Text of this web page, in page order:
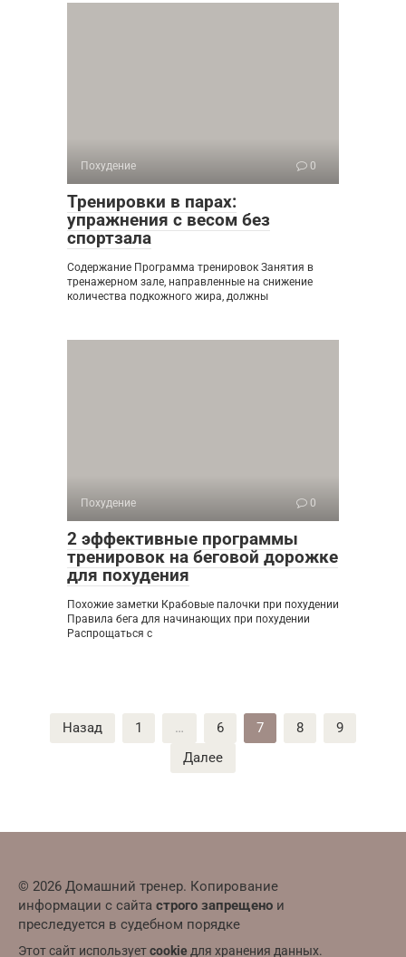
Похудение 0
Тренировки в парах:
упражнения с весом без
спортзала
Содержание Программа тренировок Занятия в
тренажерном зале, направленные на снижение
количества подкожного жира, должны
Похудение 0
2 эффективные программы
тренировок на беговой дорожке
для похудения
Похожие заметки Крабовые палочки при похудении
Правила бега для начинающих при похудении
Распрощаться с
Пагинация
записей
Назад 1 … 6 7 8
9
Далее
© 2026 Домашний тренер. Копирование
информации с сайта строго запрещено и
преследуется в судебном порядке
Этот сайт используетcookie для хранения данных.